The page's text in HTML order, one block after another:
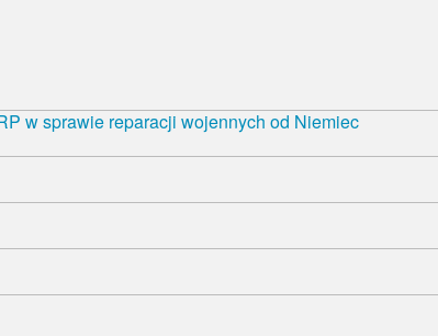
w sprawie reparacji wojennych od Niemiec